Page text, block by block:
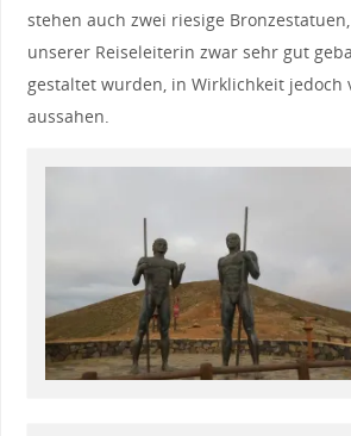
stehen auch zwei riesige
unserer Reiseleiterin zwar sehr gut
gestaltet wurden, in Wirklichkeit
aussahen.